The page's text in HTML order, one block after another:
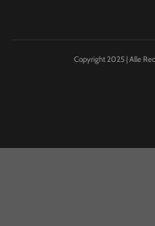
Copyright 2025 | Alle